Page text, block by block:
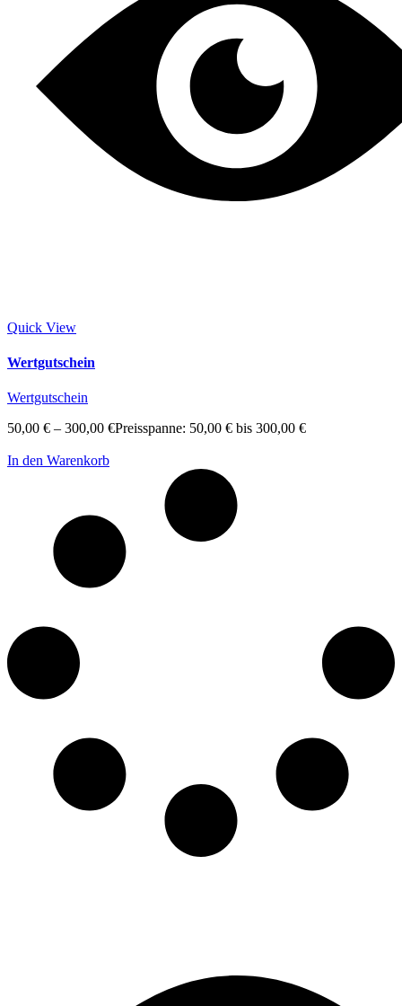
Quick View
Wertgutschein
Wertgutschein
50,00 € – 300,00 €Preisspanne: 50,00 € bis 300,00 €
In den Warenkorb